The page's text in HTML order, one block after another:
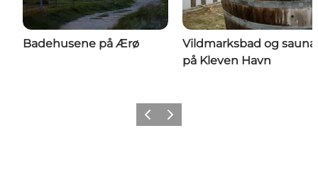
Badehusene på Ærø
Vildmarksbad og sauna
på Kleven Havn
ForrigeNæste